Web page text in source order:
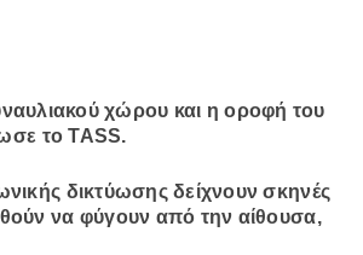
χώρου και η οροφή του
το TASS.
δικτύωσης δείχνουν σκηνές
να φύγουν από την αίθουσα,